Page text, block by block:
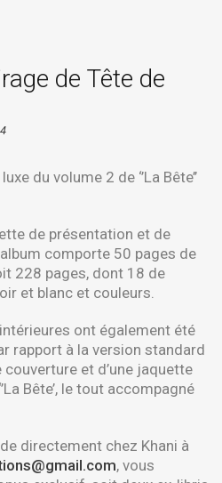
de Tête de
du volume 2 de ‘’La Bête’’
de présentation et de
comporte 50 pages de
228 pages, dont 18 de
et blanc et couleurs.
ont également été
rapport à la version standard
couverture et d’une jaquette
Bête’, le tout accompagné
directement chez Khani à
, vous